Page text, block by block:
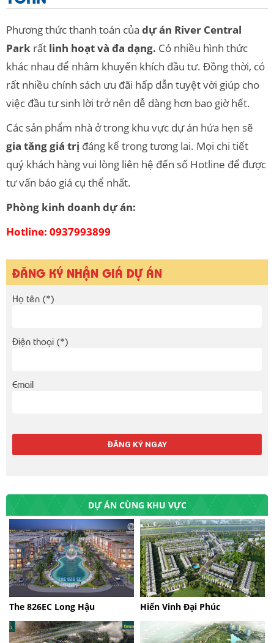
Phương thức thanh toán của dự án River Central
Park rất linh hoạt và đa dạng. Có nhiều hình thức
khác nhau để nhằm khuyến khích đầu tư. Đồng thời, có
rất nhiều chính sách ưu đãi hấp dẫn tuyệt vời giúp cho
việc đầu tư sinh lời trở nên dễ dàng hơn bao giờ hết.
Các sản phẩm nhà ở trong khu vực dự án hứa hẹn sẽ
gia tăng giá trị đáng kể trong tương lai. Mọi chi tiết
quý khách hàng vui lòng liên hệ đến số Hotline để được
tư vấn báo giá cụ thể nhất.
Phòng kinh doanh dự án:
Hotline: 0937993899
ĐĂNG KÝ NHẬN GIÁ DỰ ÁN
Họ tên (*)
Điện thoại (*)
Email
DỰ ÁN CÙNG KHU VỰC
The 826EC Long Hậu Hiển Vinh Đại Phúc